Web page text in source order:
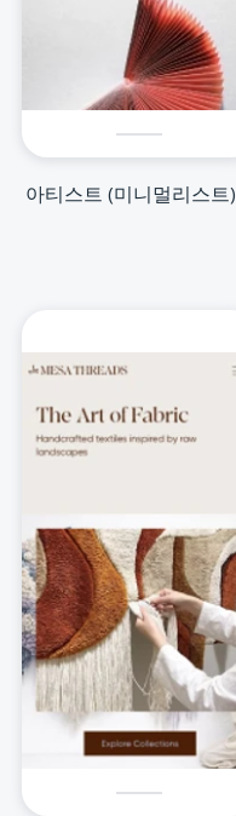
아티스트 (미니멀리스트)